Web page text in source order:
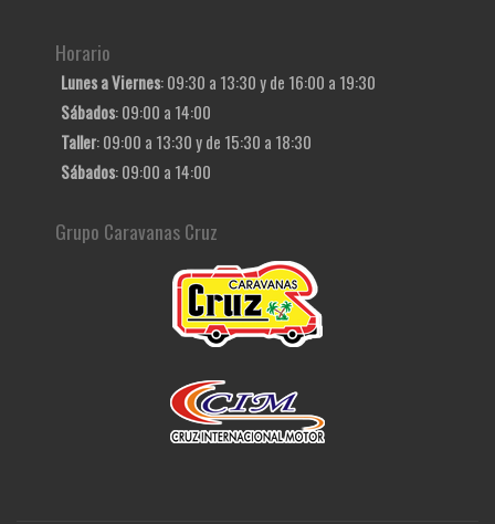
Horario
Lunes a Viernes: 09:30 a 13:30 y de 16:00 a 19:30
Sábados: 09:00 a 14:00
Taller: 09:00 a 13:30 y de 15:30 a 18:30
Sábados: 09:00 a 14:00
Grupo Caravanas Cruz